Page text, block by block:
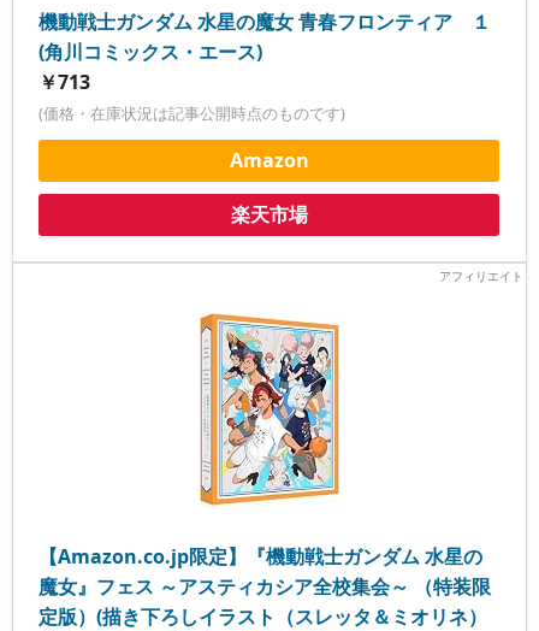
機動戦士ガンダム 水星の魔女 青春フロンティア １
(角川コミックス・エース)
￥713
(価格・在庫状況は記事公開時点のものです)
Amazon
楽天市場
【Amazon.co.jp限定】『機動戦士ガンダム 水星の
魔女』フェス ～アスティカシア全校集会～ （特装限
定版）(描き下ろしイラスト（スレッタ＆ミオリネ）